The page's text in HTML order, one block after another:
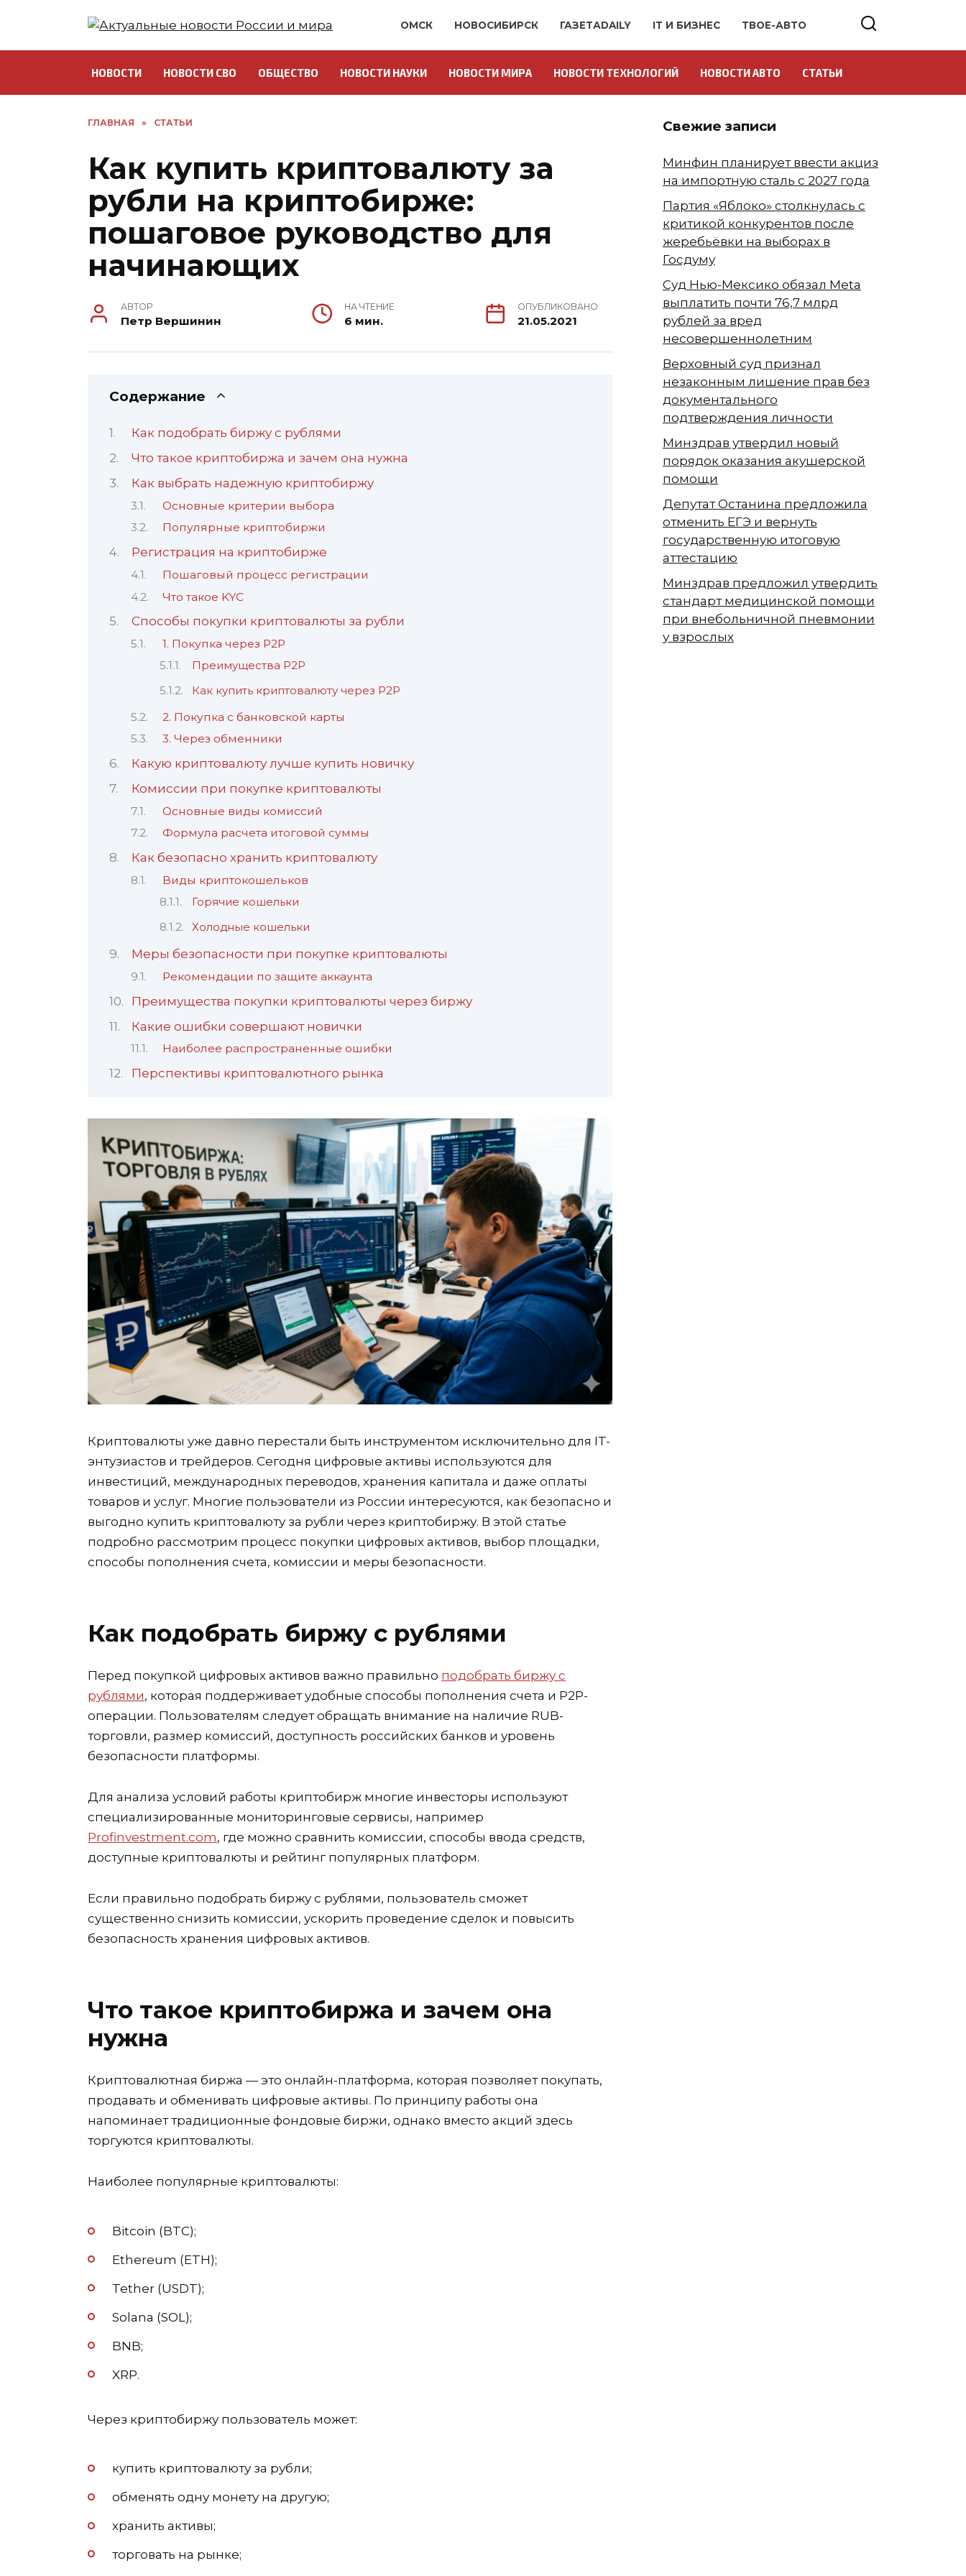
ОМСК НОВОСИБИРСК ГАЗЕТАDAILY IT И БИЗНЕС ТВОЕ-АВТО
НОВОСТИ НОВОСТИ СВО ОБЩЕСТВО НОВОСТИ НАУКИ НОВОСТИ МИРА НОВОСТИ ТЕХНОЛОГИЙ НОВОСТИ АВТО СТАТЬИ
ГЛАВНАЯ » СТАТЬИ
Как купить криптовалюту за
рубли на криптобирже:
пошаговое руководство для
начинающих
АВТОР
Петр Вершинин
НА ЧТЕНИЕ
6 мин.
ОПУБЛИКОВАНО
21.05.2021
Содержание
Как подобрать биржу с рублями
Что такое криптобиржа и зачем она нужна
Как выбрать надежную криптобиржу
Основные критерии выбора
Популярные криптобиржи
Регистрация на криптобирже
Пошаговый процесс регистрации
Что такое KYC
Способы покупки криптовалюты за рубли
1. Покупка через P2P
Преимущества P2P
Как купить криптовалюту через P2P
2. Покупка с банковской карты
3. Через обменники
Какую криптовалюту лучше купить новичку
Комиссии при покупке криптовалюты
Основные виды комиссий
Формула расчета итоговой суммы
Как безопасно хранить криптовалюту
Виды криптокошельков
Горячие кошельки
Холодные кошельки
Меры безопасности при покупке криптовалюты
Рекомендации по защите аккаунта
Преимущества покупки криптовалюты через биржу
Какие ошибки совершают новички
Наиболее распространенные ошибки
Перспективы криптовалютного рынка
Криптовалюты уже давно перестали быть инструментом исключительно для IT-
энтузиастов и трейдеров. Сегодня цифровые активы используются для
инвестиций, международных переводов, хранения капитала и даже оплаты
товаров и услуг. Многие пользователи из России интересуются, как безопасно и
выгодно купить криптовалюту за рубли через криптобиржу. В этой статье
подробно рассмотрим процесс покупки цифровых активов, выбор площадки,
способы пополнения счета, комиссии и меры безопасности.
Как подобрать биржу с рублями
Перед покупкой цифровых активов важно правильно подобрать биржу с
рублями, которая поддерживает удобные способы пополнения счета и P2P-
операции. Пользователям следует обращать внимание на наличие RUB-
торговли, размер комиссий, доступность российских банков и уровень
безопасности платформы.
Для анализа условий работы криптобирж многие инвесторы используют
специализированные мониторинговые сервисы, например
Profinvestment.com, где можно сравнить комиссии, способы ввода средств,
доступные криптовалюты и рейтинг популярных платформ.
Если правильно подобрать биржу с рублями, пользователь сможет
существенно снизить комиссии, ускорить проведение сделок и повысить
безопасность хранения цифровых активов.
Что такое криптобиржа и зачем она
нужна
Криптовалютная биржа — это онлайн-платформа, которая позволяет покупать,
продавать и обменивать цифровые активы. По принципу работы она
напоминает традиционные фондовые биржи, однако вместо акций здесь
торгуются криптовалюты.
Наиболее популярные криптовалюты:
Bitcoin (BTC);
Ethereum (ETH);
Tether (USDT);
Solana (SOL);
BNB;
XRP.
Через криптобиржу пользователь может:
купить криптовалюту за рубли;
обменять одну монету на другую;
хранить активы;
торговать на рынке;
Свежие записи
Минфин планирует ввести акциз
на импортную сталь с 2027 года
Партия «Яблоко» столкнулась с
критикой конкурентов после
жеребьёвки на выборах в
Госдуму
Суд Нью-Мексико обязал Meta
выплатить почти 76,7 млрд
рублей за вред
несовершеннолетним
Верховный суд признал
незаконным лишение прав без
документального
подтверждения личности
Минздрав утвердил новый
порядок оказания акушерской
помощи
Депутат Останина предложила
отменить ЕГЭ и вернуть
государственную итоговую
аттестацию
Минздрав предложил утвердить
стандарт медицинской помощи
при внебольничной пневмонии
у взрослых